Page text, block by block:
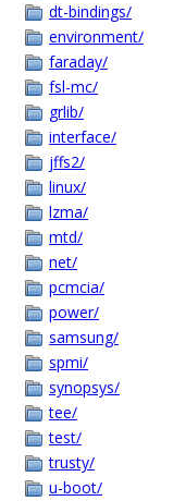
dt-bindings/
environment/
faraday/
fsl-mc/
grlib/
interface/
jffs2/
linux/
lzma/
mtd/
net/
pcmcia/
power/
samsung/
spmi/
synopsys/
tee/
test/
trusty/
u-boot/